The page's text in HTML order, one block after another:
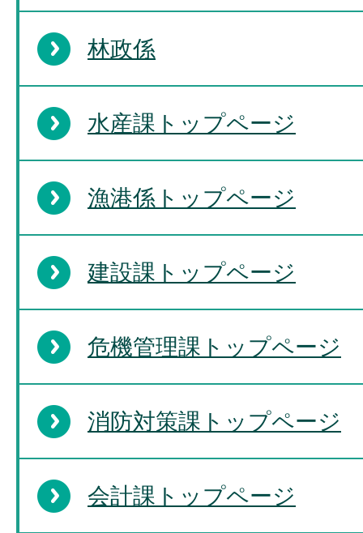
林政係
水産課トップページ
漁港係トップページ
建設課トップページ
危機管理課トップページ
消防対策課トップページ
会計課トップページ